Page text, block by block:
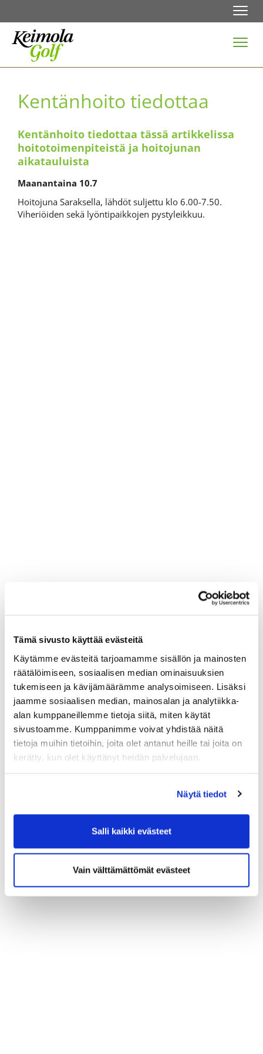
Tämä sivusto käyttää evästeitä
Käytämme evästeitä tarjoamamme sisällön ja mainosten
räätälöimiseen, sosiaalisen median ominaisuuksien
tukemiseen ja kävijämäärämme analysoimiseen. Lisäksi
jaamme sosiaalisen median, mainosalan ja analytiikka-
alan kumppaneillemme tietoja siitä, miten käytät
sivustoamme. Kumppanimme voivat yhdistää näitä
tietoja muihin tietoihin, joita olet antanut heille tai joita on
kerätty, kun olet käyttänyt heidän palvelujaan.
Näytä tiedot
Salli kaikki evästeet
Vain välttämättömät evästeet
Kentänhoito tiedottaa
Kentänhoito tiedottaa tässä artikkelissa
hoitotoimenpiteistä ja hoitojunan
aikatauluista
Maanantaina 10.7
Hoitojuna Saraksella, lähdöt suljettu klo 6.00-7.50.
Viheriöiden sekä lyöntipaikkojen pystyleikkuu.